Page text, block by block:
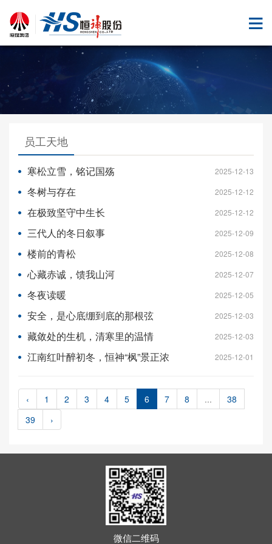
员工天地
寒松立雪，铭记国殇 2025-12-13
冬树与存在 2025-12-12
在极致坚守中生长 2025-12-12
三代人的冬日叙事 2025-12-09
楼前的青松 2025-12-08
心藏赤诚，馈我山河 2025-12-07
冬夜读暖 2025-12-05
安全，是心底绷到底的那根弦 2025-12-03
藏敛处的生机，清寒里的温情 2025-12-03
江南红叶醉初冬，恒神“枫”景正浓 2025-12-01
‹ 1 2 3 4 5 6 7 8 ...
38
39
›
微信二维码